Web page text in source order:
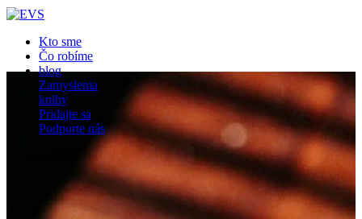
Close
Kto sme
Čo robíme
blog
Zamyslenia
knihy
Pridajte sa
Podporte nás